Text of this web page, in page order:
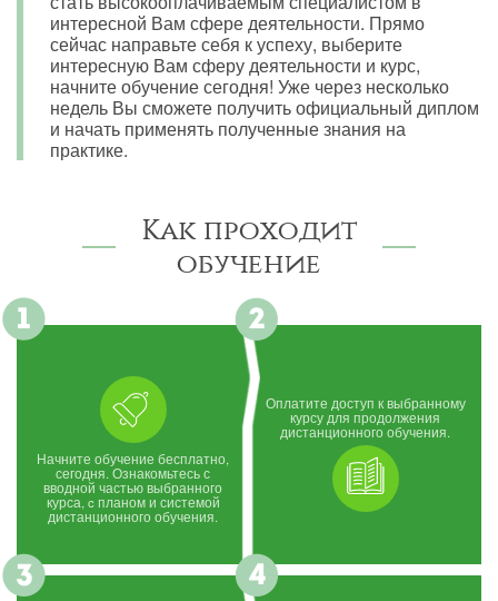
интересной Вам сфере деятельности. Прямо
сейчас направьте себя к успеху, выберите
интересную Вам сферу деятельности и курс,
начните обучение сегодня! Уже через несколько
недель Вы сможете получить официальный диплом
и начать применять полученные знания на
практике.
Как проходит
обучение
Начните обучение бесплатно,
сегодня. Ознакомьтесь с
вводной частью выбранного
курса, c планом и системой
дистанционного обучения.
Оплатите доступ к выбранному
курсу для продолжения
дистанционного обучения.